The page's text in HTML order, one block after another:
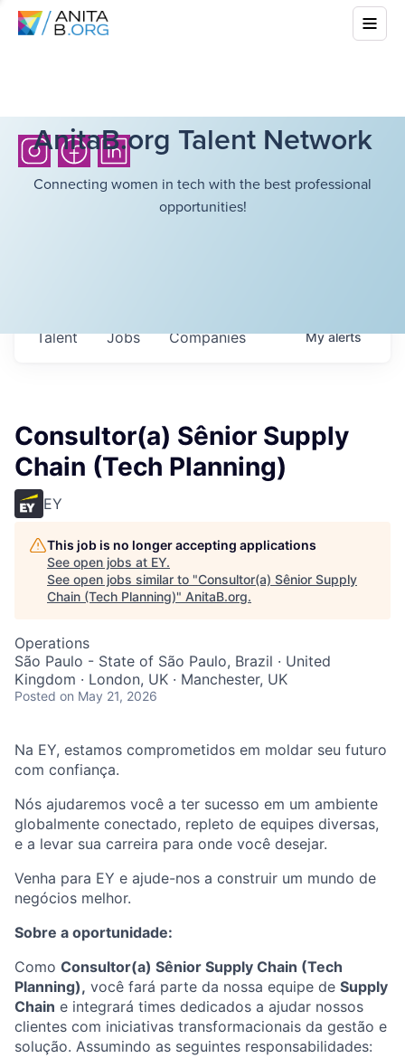
AnitaB.org Talent Network
Connecting women in tech with the best professional
opportunities!
Jobs Companies
Talent Myalerts
Consultor(a) Sênior Supply
Chain (Tech Planning)
EY
This job is no longer accepting applications
See open jobs at EY.
See open jobs similar to "Consultor(a) Sênior Supply
Chain (Tech Planning)" AnitaB.org.
Operations
São Paulo - State of São Paulo, Brazil · United
Kingdom · London, UK · Manchester, UK
Posted on May 21, 2026
Na EY, estamos comprometidos em moldar seu futuro
com confiança.
Nós ajudaremos você a ter sucesso em um ambiente
globalmente conectado, repleto de equipes diversas,
e a levar sua carreira para onde você desejar.
Venha para EY e ajude-nos a construir um mundo de
negócios melhor.
Sobre a oportunidade:
Como Consultor(a) Sênior Supply Chain (Tech
Planning), você fará parte da nossa equipe de Supply
Chain e integrará times dedicados a ajudar nossos
clientes com iniciativas transformacionais da gestão e
solução. Assumindo as seguintes responsabilidades: